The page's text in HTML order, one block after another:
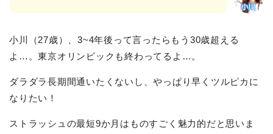
小川（27歳）、3~4年後って言ったらもう30歳超える
よ…。東京オリンピックも終わってるよ…。
ダラダラ長期間通いたくないし、やっぱり早くツルピカに
なりたい！
ストラッシュの最短9か月はものすごく魅力的だと思いま